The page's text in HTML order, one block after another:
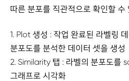
따른 분포를 직관적으로 확인할 수
1. Plot 생성 : 작업 완료된 라벨링
분포도를 분석한 데이터 셋을 생성
2. Similarity 탭 : 라벨의 분포도를
그래프로 시각화